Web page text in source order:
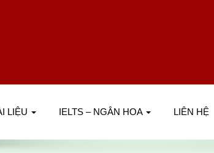
LIỆU IELTS – NGÂN HOA LIÊN HỆ